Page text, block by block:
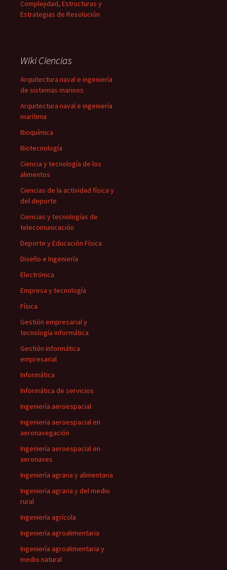
Complejidad, Estructuras y
Estrategias de Resolución
Wiki Ciencias
Arquitectura naval e ingeniería
de sistemas marinos
Arquitectura naval e ingeniería
marítima
Bioquímica
Biotecnología
Ciencia y tecnología de los
alimentos
Ciencias de la actividad física y
del deporte
Ciencias y tecnologías de
telecomunicación
Deporte y Educación Física
Diseño e Ingeniería
Electrónica
Empresa y tecnología
Física
Gestión empresarial y
tecnología informática
Gestión informática
empresarial
Informática
Informática de servicios
Ingeniería aeroespacial
Ingeniería aeroespacial en
aeronavegación
Ingeniería aeroespacial en
aeronaves
Ingeniería agraria y alimentaria
Ingeniería agraria y del medio
rural
Ingeniería agrícola
Ingeniería agroalimentaria
Ingeniería agroalimentaria y
medio natural